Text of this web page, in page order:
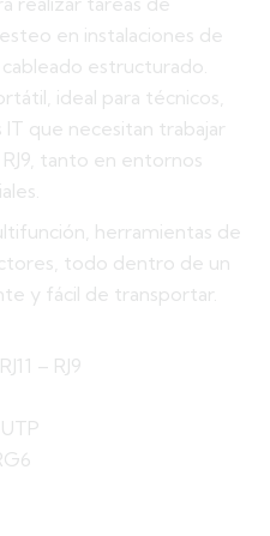
en instalaciones de
estructurado.
ideal para técnicos,
que necesitan trabajar
RJ9, tanto en entornos
herramientas de
todo dentro de un
y fácil de transportar.
– RJ9